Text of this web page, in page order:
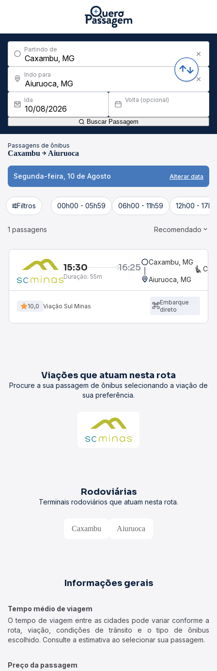
Partindo de
Indo para
Ida Volta (opcional)
Buscar Passagem
Passagens de ônibus
Caxambu Aiuruoca
Segunda-feira, 10 de Agosto Alterar data
Filtros 00h00 - 05h59 06h00 - 11h59 12h00 -
1 passagens Recomendado
15:30 16:25
Duração: 55m
Caxambu, MG
Aiuruoca, MG
10,0 Viação Sul Minas
Embarque
direto
Viações que atuam nesta rota
Procure a sua passagem de ônibus selecionando a viação de
sua preferência.
Rodoviárias
Terminais rodoviários que atuam nesta rota.
Caxambu Aiuruoca
Informações gerais
Tempo médio de viagem
O tempo de viagem entre as cidades pode variar conforme a
rota, viação, condições de trânsito e o tipo de ônibus
escolhido. Consulte a estimativa ao selecionar sua passagem.
Preço da passagem